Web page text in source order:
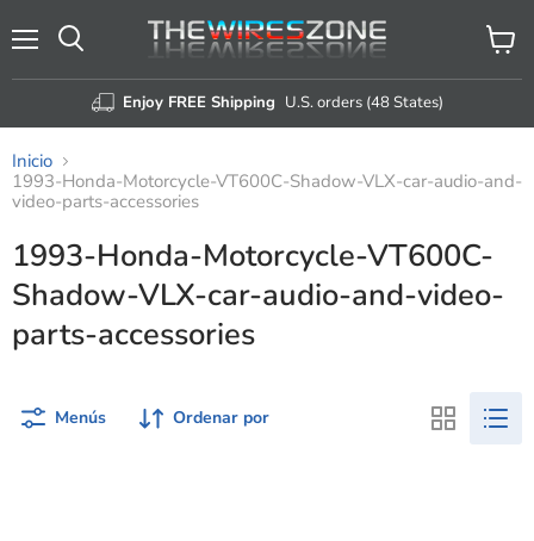
Enjoy FREE Shipping U.S. orders (48 States)
Ver
carrito
Inicio
1993-Honda-Motorcycle-VT600C-Shadow-VLX-car-audio-and-
video-parts-accessories
1993-Honda-Motorcycle-VT600C-
Shadow-VLX-car-audio-and-video-
parts-accessories
Menús Ordenar por